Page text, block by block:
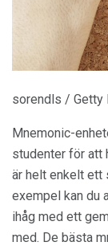
sorendls / Getty
Mnemonic-
studenter för att
är helt enkelt ett
exempel kan du
ihåg med ett
med. De bästa